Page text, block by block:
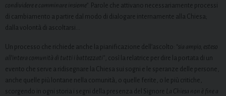
condividere e camminare insieme” . Parole che attivano necessariamente processi
di cambiamento a partire dal modo di dialogare internamente alla Chiesa;
dalla volontà di ascoltarsi…
Un processo che richiede anche la pianificazione dell’ascolto: “sia ampio, esteso
all’intera comunità di tutti i battezzati” , così la relatrice per dire la portata di un
evento che serve a ridisegnare la Chiesa sui sogni e le speranze delle persone,
anche quelle più lontane nella comunità, o quelle ferite, o le più critiche,
scorgendo in ogni storia i segni della presenza del Signore La Chiesa non è fine a